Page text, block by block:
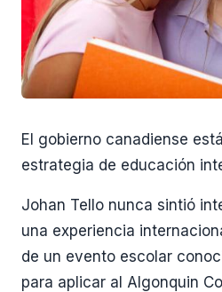
El gobierno canadiense
estrategia de educación
Johan Tello nunca sintió
una experiencia
de un evento escolar
para aplicar al Algonquin